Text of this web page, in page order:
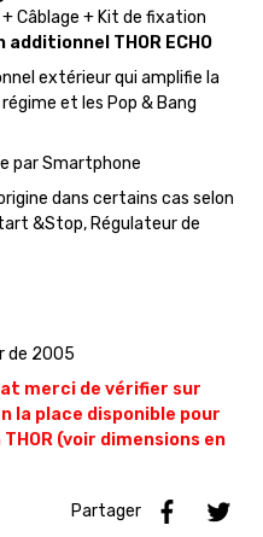
+ Câblage + Kit de fixation
THOR ECHO
extérieur qui amplifie la
et les Pop & Bang
par Smartphone
dans certains cas selon
&Stop, Régulateur de
de 2005
merci de vérifier sur
la place disponible pour
(voir dimensions en
Partager